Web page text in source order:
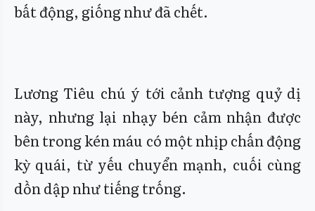
bất động, giống như đã chết.
Lương Tiêu chú ý tới cảnh tượng quỷ dị
này, nhưng lại nhạy bén cảm nhận được
bên trong kén máu có một nhịp chấn động
kỳ quái, từ yếu chuyển mạnh, cuối cùng
dồn dập như tiếng trống.